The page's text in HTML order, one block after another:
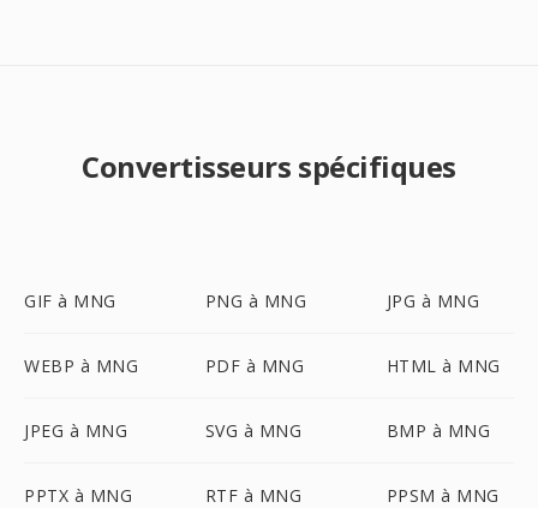
Convertisseurs spécifiques
GIF à MNG PNG à MNG JPG à MNG
WEBP à MNG PDF à MNG HTML à MNG
JPEG à MNG SVG à MNG BMP à MNG
PPTX à MNG RTF à MNG PPSM à MNG